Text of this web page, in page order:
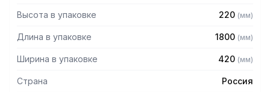
Высота в упаковке 220 (мм)
Длина в упаковке 1800 (мм)
Ширина в упаковке 420 (мм)
Страна Россия